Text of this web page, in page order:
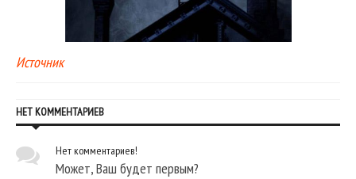
Источник
НЕТ КОММЕНТАРИЕВ
Нет комментариев!
Может, Ваш будет первым?